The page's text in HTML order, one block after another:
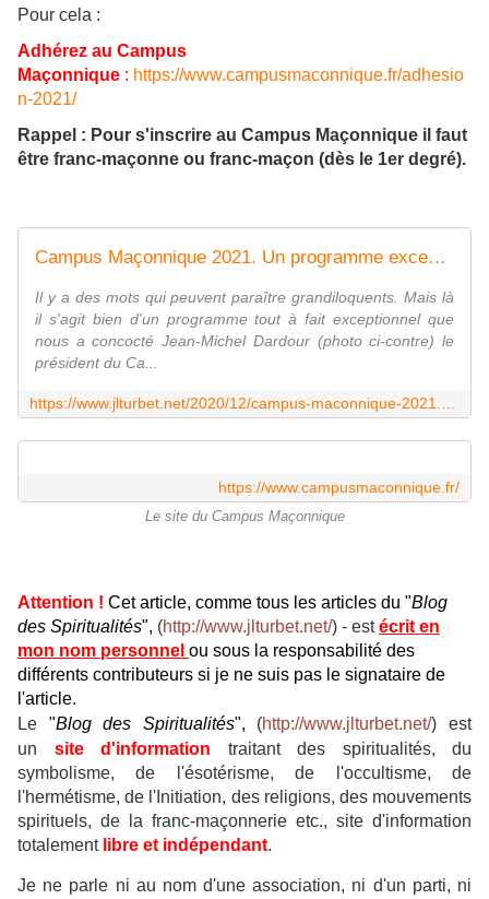
Pour cela :
Adhérez au Campus
Maçonnique : https://www.campusmaconnique.fr/adhesio
n-2021/
Rappel : Pour s'inscrire au Campus Maçonnique il faut
être franc-maçonne ou franc-maçon (dès le 1er degré).
Campus Maçonnique 2021. Un programme exceptionnel ! Des intervenants du meilleur niveau. Inscrivez-vous vite pour ne rien manquer ! - Le Blog des Spiritualités
Il y a des mots qui peuvent paraître grandiloquents. Mais là
il s'agit bien d'un programme tout à fait exceptionnel que
nous a concocté Jean-Michel Dardour (photo ci-contre) le
président du Ca...
https://www.campusmaconnique.fr/
Le site du Campus Maçonnique
Attention ! Cet article, comme tous les articles du "Blog
des Spiritualités", (http://www.jlturbet.net/) - estécrit en
mon nom personnel ou sous la responsabilité des
différents contributeurs si je ne suis pas le signataire de
l'article.
Le "Blog des Spiritualités", (http://www.jlturbet.net/) est
un site d'information traitant des spiritualités, du
symbolisme, de l'ésotérisme, de l'occultisme, de
l'hermétisme, de l'Initiation, des religions, des mouvements
spirituels, de la franc-maçonnerie etc., site d'information
totalement libre et indépendant.
Je ne parle ni au nom d'une association, ni d'un parti, ni